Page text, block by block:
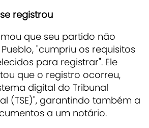
registrou
que seu partido não
"cumpriu os requisitos
para registrar". Ele
que o registro ocorreu,
digital do Tribunal
(TSE)", garantindo também a
a um notário.